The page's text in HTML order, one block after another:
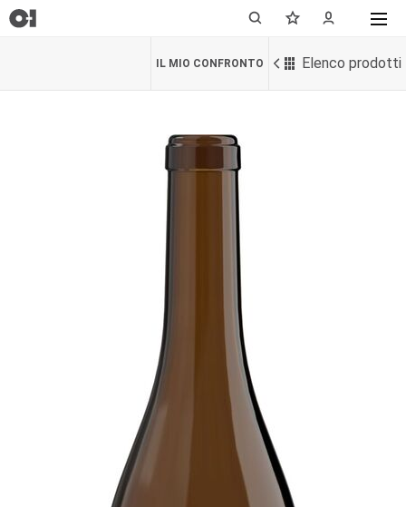
Elenco prodotti
IL MIO CONFRONTO